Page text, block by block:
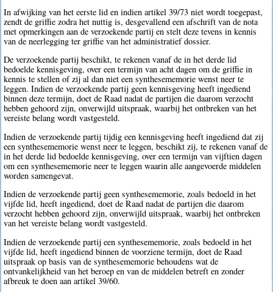
In afwijking van het eerste lid en indien artikel 39/73 niet wordt toegepast,
zendt de griffie zodra het nuttig is, desgevallend een afschrift van de nota
met opmerkingen aan de verzoekende partij en stelt deze tevens in kennis
van de neerlegging ter griffie van het administratief dossier.
De verzoekende partij beschikt, te rekenen vanaf de in het derde lid
bedoelde kennisgeving, over een termijn van acht dagen om de griffie in
kennis te stellen of zij al dan niet een synthesememorie wenst neer te
leggen. Indien de verzoekende partij geen kennisgeving heeft ingediend
binnen deze termijn, doet de Raad nadat de partijen die daarom verzocht
hebben gehoord zijn, onverwijld uitspraak, waarbij het ontbreken van het
vereiste belang wordt vastgesteld.
Indien de verzoekende partij tijdig een kennisgeving heeft ingediend dat zij
een synthesememorie wenst neer te leggen, beschikt zij, te rekenen vanaf de
in het derde lid bedoelde kennisgeving, over een termijn van vijftien dagen
om een synthesememorie neer te leggen waarin alle aangevoerde middelen
worden samengevat.
Indien de verzoekende partij geen synthesememorie, zoals bedoeld in het
vijfde lid, heeft ingediend, doet de Raad nadat de partijen die daarom
verzocht hebben gehoord zijn, onverwijld uitspraak, waarbij het ontbreken
van het vereiste belang wordt vastgesteld.
Indien de verzoekende partij een synthesememorie, zoals bedoeld in het
vijfde lid, heeft ingediend binnen de voorziene termijn, doet de Raad
uitspraak op basis van de synthesememorie behoudens wat de
ontvankelijkheid van het beroep en van de middelen betreft en zonder
afbreuk te doen aan artikel 39/60.